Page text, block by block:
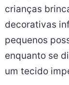
crianças
decorativas
pequenos
enquanto se
um tecido